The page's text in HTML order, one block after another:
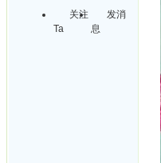
关注
Ta
发消
息